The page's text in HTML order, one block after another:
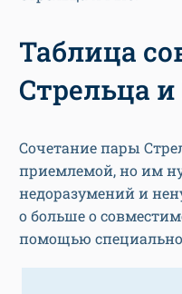
Таблица
Стрельца
Сочетание пары
приемлемой, но им
недоразумений и
о больше о
помощью